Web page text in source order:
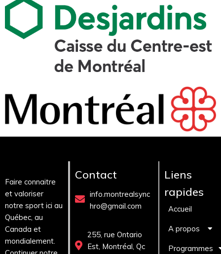
Faire connaitre
et valoriser
notre sport ici au
Québec, au
Canada et
mondialement.
Contact
info.montrealsync
hro@gmail.com
255, rue Ontario
Est, Montréal, Qc
Liens
rapides
Accueil
A propos
Programmes